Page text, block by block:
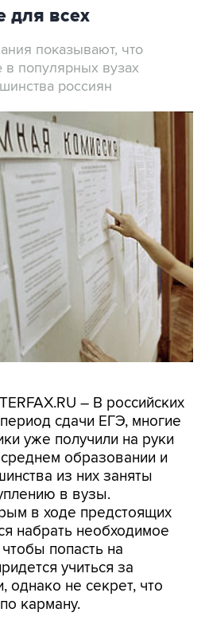
для всех
показывают, что
в популярных вузах
россиян
– В российских
сдачи ЕГЭ, многие
уже получили на руки
образовании и
из них заняты
в вузы.
в ходе предстоящих
набрать необходимое
попасть на
учиться за
однако не секрет, что
карману.